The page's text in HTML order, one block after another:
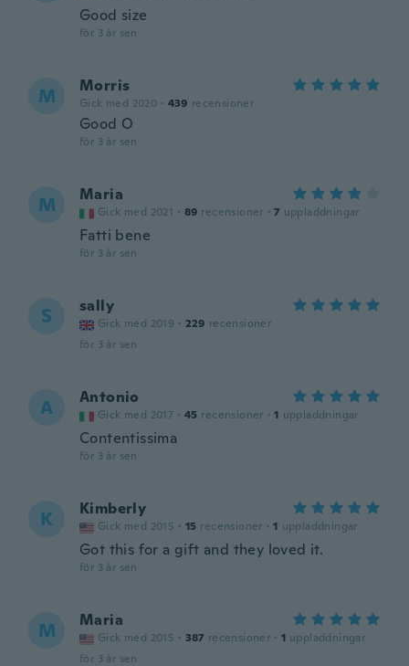
Good size
för 3 år sen
M Morris
Gick med 2020 · 439 recensioner
Good O
för 3 år sen
M Maria
Gick med 2021 · 89 recensioner · 7 uppladdningar
Fatti bene
för 3 år sen
S sally
Gick med 2019 · 229 recensioner
för 3 år sen
A Antonio
Gick med 2017 · 45 recensioner · 1 uppladdningar
Contentissima
för 3 år sen
K Kimberly
Gick med 2015 · 15 recensioner · 1 uppladdningar
Got this for a gift and they loved it.
för 3 år sen
M Maria
Gick med 2015 · 387 recensioner · 1 uppladdningar
för 3 år sen